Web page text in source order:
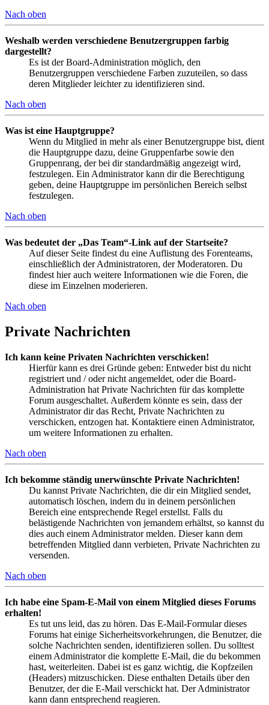
Nach oben
Weshalb werden verschiedene Benutzergruppen farbig
dargestellt?
Es ist der Board-Administration möglich, den
Benutzergruppen verschiedene Farben zuzuteilen, so dass
deren Mitglieder leichter zu identifizieren sind.
Nach oben
Was ist eine Hauptgruppe?
Wenn du Mitglied in mehr als einer Benutzergruppe bist, dient
die Hauptgruppe dazu, deine Gruppenfarbe sowie den
Gruppenrang, der bei dir standardmäßig angezeigt wird,
festzulegen. Ein Administrator kann dir die Berechtigung
geben, deine Hauptgruppe im persönlichen Bereich selbst
festzulegen.
Nach oben
Was bedeutet der „Das Team“-Link auf der Startseite?
Auf dieser Seite findest du eine Auflistung des Forenteams,
einschließlich der Administratoren, der Moderatoren. Du
findest hier auch weitere Informationen wie die Foren, die
diese im Einzelnen moderieren.
Nach oben
Private Nachrichten
Ich kann keine Privaten Nachrichten verschicken!
Hierfür kann es drei Gründe geben: Entweder bist du nicht
registriert und / oder nicht angemeldet, oder die Board-
Administration hat Private Nachrichten für das komplette
Forum ausgeschaltet. Außerdem könnte es sein, dass der
Administrator dir das Recht, Private Nachrichten zu
verschicken, entzogen hat. Kontaktiere einen Administrator,
um weitere Informationen zu erhalten.
Nach oben
Ich bekomme ständig unerwünschte Private Nachrichten!
Du kannst Private Nachrichten, die dir ein Mitglied sendet,
automatisch löschen, indem du in deinem persönlichen
Bereich eine entsprechende Regel erstellst. Falls du
belästigende Nachrichten von jemandem erhältst, so kannst du
dies auch einem Administrator melden. Dieser kann dem
betreffenden Mitglied dann verbieten, Private Nachrichten zu
versenden.
Nach oben
Ich habe eine Spam-E-Mail von einem Mitglied dieses Forums
erhalten!
Es tut uns leid, das zu hören. Das E-Mail-Formular dieses
Forums hat einige Sicherheitsvorkehrungen, die Benutzer, die
solche Nachrichten senden, identifizieren sollen. Du solltest
einem Administrator die komplette E-Mail, die du bekommen
hast, weiterleiten. Dabei ist es ganz wichtig, die Kopfzeilen
(Headers) mitzuschicken. Diese enthalten Details über den
Benutzer, der die E-Mail verschickt hat. Der Administrator
kann dann entsprechend reagieren.